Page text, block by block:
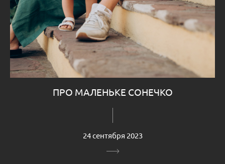
ПРО МАЛЕНЬКЕ СОНЕЧКО
24 сентября 2023